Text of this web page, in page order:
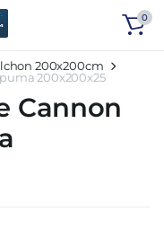
0
200x200cm
200x200x25
Cannon